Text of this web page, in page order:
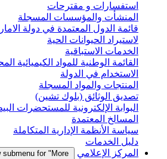
استفسارات و مقترحات
المنشأت والمؤسسات المسجلة
قائمة الدول المعتمدة في دولة
لاستيراد الحيوانات الحية
الخدمات الاستباقية
القائمة الوطنية للمواد الكيميائية
الاستخدام في الدولة
المنتجات والمواد المسجلة
تصديق الوثائق (بلوك تشين)
البوابة الإلكترونية للمستحضرات
المسالخ المعتمدة
سياسة الأنظمة الإدارية المتكاملة
دليل الخدمات
المركز الإعلامي
submenu for "More"